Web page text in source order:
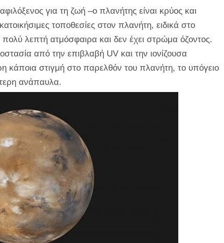
για τη ζωή –ο πλανήτης είναι κρύος και
τοποθεσίες στον πλανήτη, ειδικά στο
λεπτή ατμόσφαιρα και δεν έχει στρώμα όζοντος.
από την επιβλαβή UV και την ιονίζουσα
κάποια στιγμή στο παρελθόν του πλανήτη, το υπόγειο
ανάπαυλα.